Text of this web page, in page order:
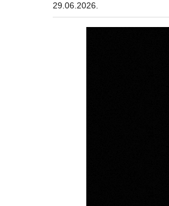
29.06.2026.